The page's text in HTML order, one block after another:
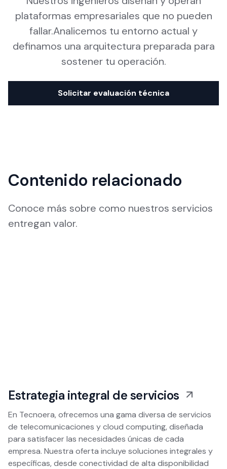
plataformas empresariales que no pueden
fallar.Analicemos tu entorno actual y
definamos una arquitectura preparada para
sostener tu operación.
Solicitar evaluación técnica
Contenido relacionado
Conoce más sobre como nuestros servicios
entregan valor.
Estrategia integral de servicios
En Tecnoera, ofrecemos una gama diversa de servicios
de telecomunicaciones y cloud computing, diseñada
para satisfacer las necesidades únicas de cada
empresa. Nuestra oferta incluye soluciones integrales y
específicas, desde conectividad de alta disponibilidad